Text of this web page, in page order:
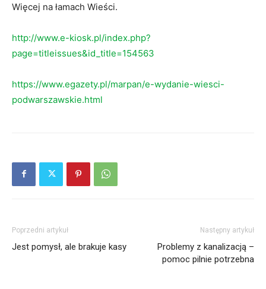
Więcej na łamach Wieści.
http://www.e-kiosk.pl/index.php?
page=titleissues&id_title=154563
https://www.egazety.pl/marpan/e-wydanie-wiesci-
podwarszawskie.html
Poprzedni artykuł
Jest pomysł, ale brakuje kasy
Następny artykuł
Problemy z kanalizacją –
pomoc pilnie potrzebna